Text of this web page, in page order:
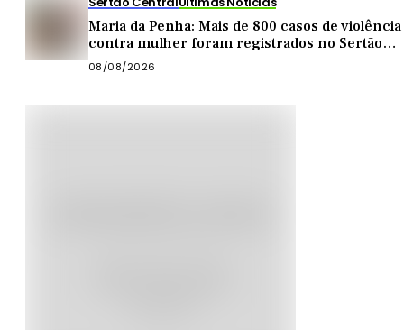
Maria da Penha: Mais de 800 casos de violência
contra mulher foram registrados no Sertão
Central este ano
08/08/2026